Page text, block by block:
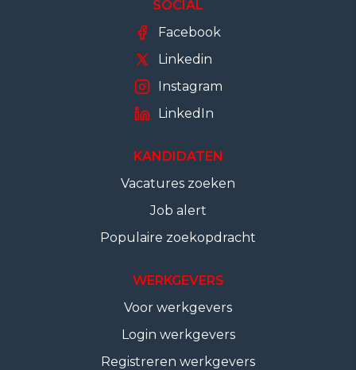
SOCIAL
Facebook
Linkedin
Instagram
LinkedIn
KANDIDATEN
Vacatures zoeken
Job alert
Populaire zoekopdracht
WERKGEVERS
Voor werkgevers
Login werkgevers
Registreren werkgevers